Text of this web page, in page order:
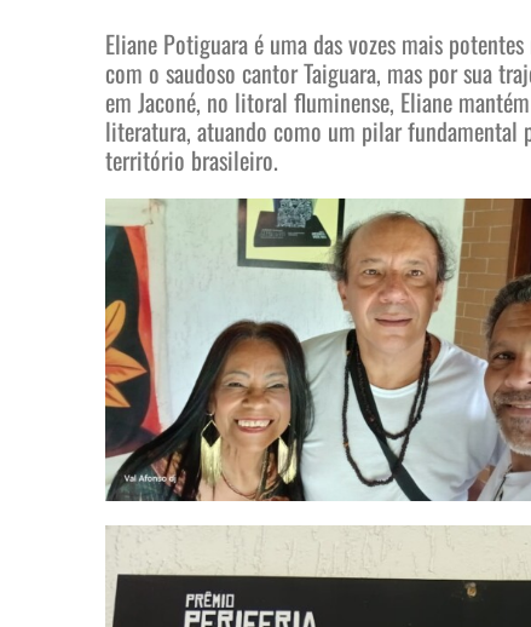
Eliane Potiguara é uma das vozes mais
com o saudoso cantor Taiguara, mas por sua
em Jaconé, no litoral fluminense, Eliane
literatura, atuando como um pilar fundamental
território brasileiro.